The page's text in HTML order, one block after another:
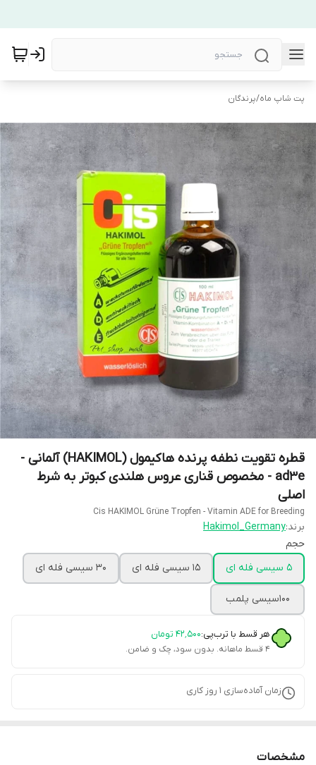
پت شاپ ماه/پرندگان
قطره تقویت نطفه پرنده هاکیمول (HAKIMOL) آلمانی -
ad3e - مخصوص قناری عروس هلندی کبوتر به شرط
اصلی
Cis HAKIMOL Grüne Tropfen - Vitamin ADE for Breeding
برند:Hakimol_Germany
حجم
5 سیسی فله ای
15 سیسی فله ای 30 سیسی فله ای
100سیسی پلمب
هر قسط با ترب‌پی:۴۲٬۵۰۰ تومان
۴ قسط ماهانه. بدون سود، چک و ضامن.
زمان آماده‌سازی 1 روز کاری
مشخصات